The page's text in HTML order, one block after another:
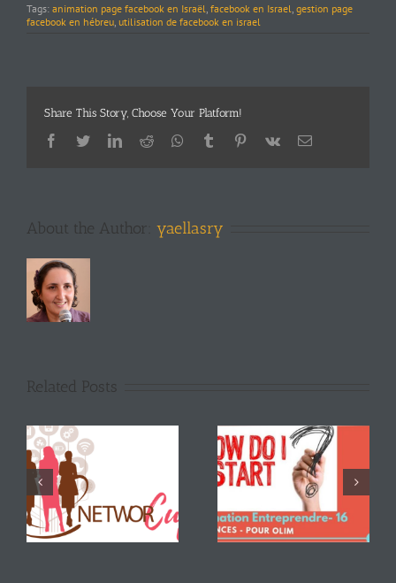
Tags: animation page facebook en Israël facebook en Israel gestion page
facebook en hébreu utilisation de facebook en israel
Share This Story, Choose Your Platform!
Facebook
TwitterLinkedIn
Reddit Whatsapp
Tumblr Pinterest
Vk Email
About the Author: yaellasry
Related Posts